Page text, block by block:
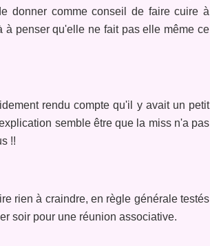
donner comme conseil de faire cuire à
à penser qu'elle ne fait pas elle même ce
rendu compte qu'il y avait un petit
semble être que la miss n'a pas
!!
rien à craindre, en règle générale testés
soir pour une réunion associative.